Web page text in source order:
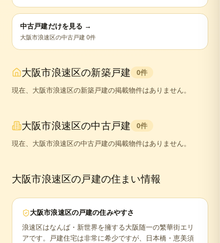
中古戸建だけを見る →
大阪市浪速区の中古戸建0件
大阪市浪速区の新築戸建 0件
現在、 大阪市浪速区の新築戸建の掲載物件はありません。
大阪市浪速区の中古戸建 0件
現在、 大阪市浪速区の中古戸建の掲載物件はありません。
大阪市浪速区の戸建の住まい情報
大阪市浪速区の戸建の住みやすさ
浪速区はなんば・新世界を擁する大阪随一の繁華街エリ
アです。戸建住宅は非常に希少ですが、日本橋・恵美須